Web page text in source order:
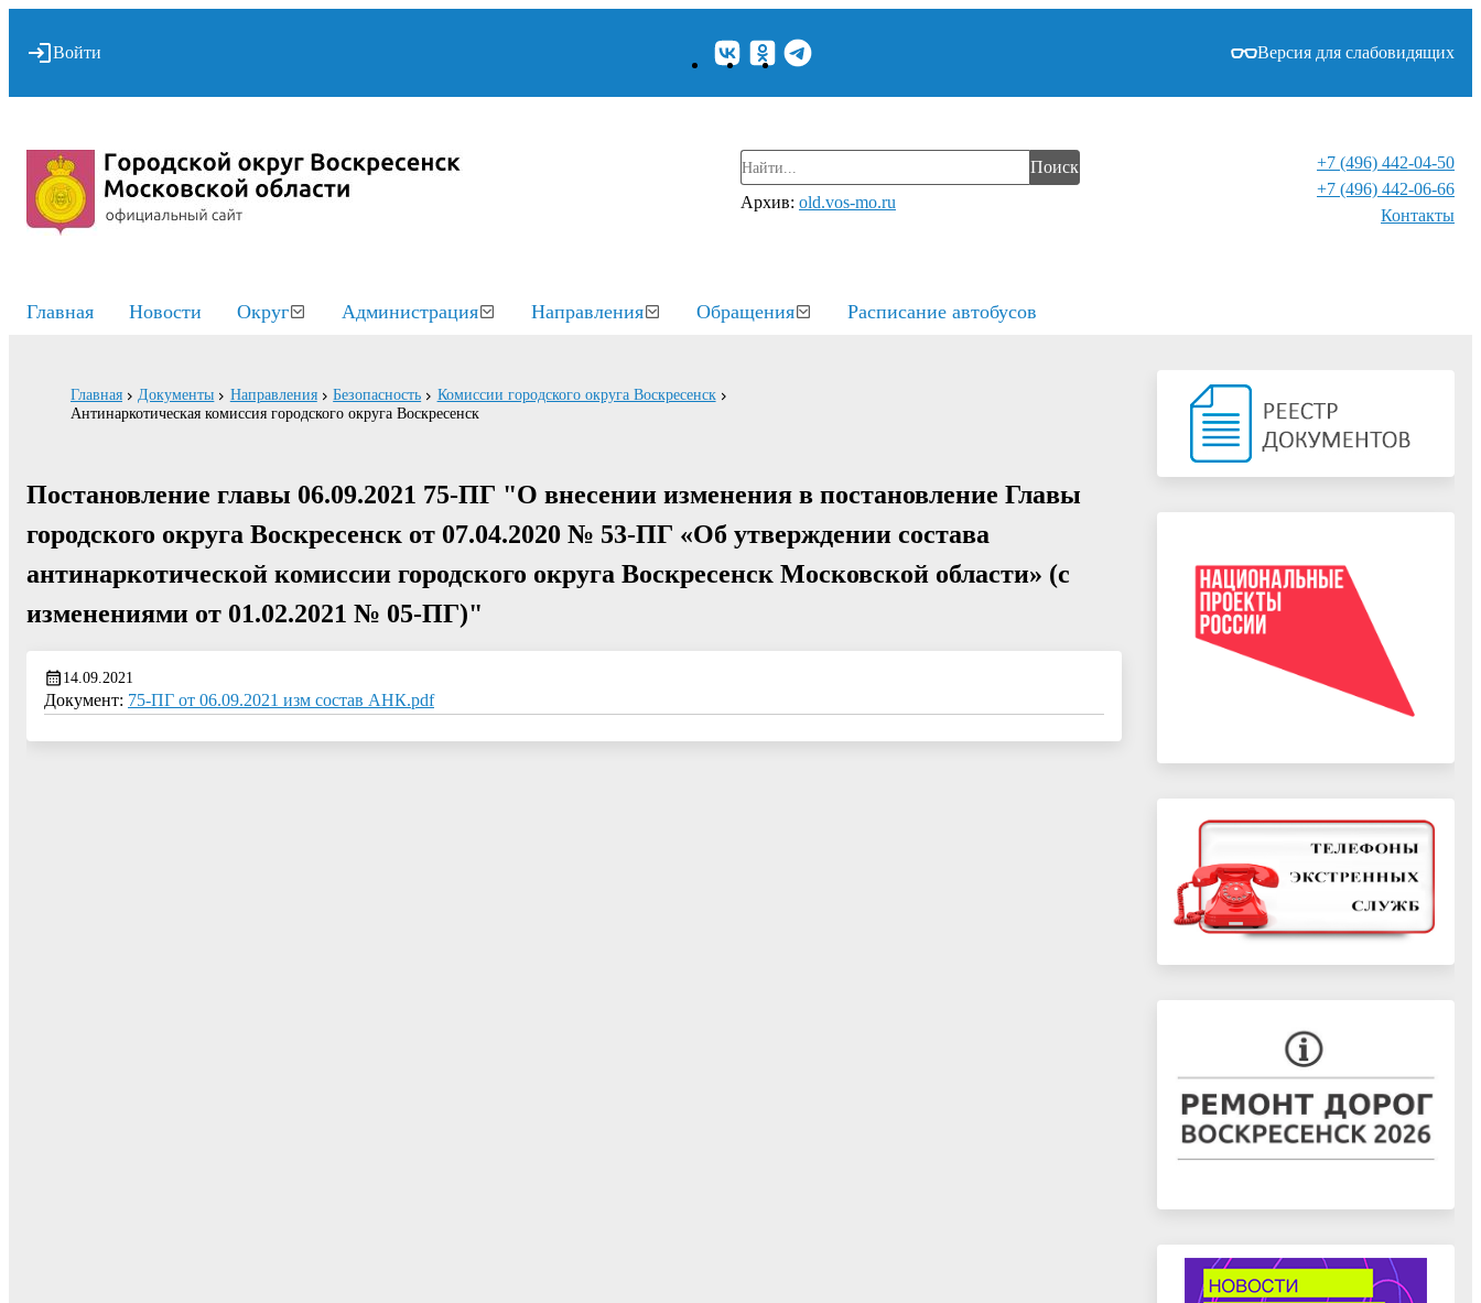
Войти Версия для слабовидящих
Поиск
Архив: old.vos-mo.ru
+7 (496) 442-04-50
+7 (496) 442-06-66
Контакты⁠
Главная Новости Округ Администрация Направления Обращения Расписание автобусов
Главная Документы Направления Безопасность
Комиссии городского округа Воскресенск
Антинаркотическая комиссия городского округа Воскресенск
Постановление главы 06.09.2021 75-ПГ "О внесении изменения в постановление Главы
городского округа Воскресенск от 07.04.2020 № 53-ПГ «Об утверждении состава
антинаркотической комиссии городского округа Воскресенск Московской области» (с
изменениями от 01.02.2021 № 05-ПГ)"
14.09.2021
Документ: 75-ПГ от 06.09.2021 изм состав АНК.pdf